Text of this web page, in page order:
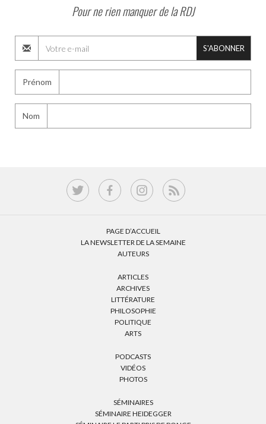
Pour ne rien manquer de la RDJ
S'ABONNER
Prénom
Nom
PAGE D’ACCUEIL
LA NEWSLETTER DE LA SEMAINE
AUTEURS
ARTICLES
ARCHIVES
LITTÉRATURE
PHILOSOPHIE
POLITIQUE
ARTS
PODCASTS
VIDÉOS
PHOTOS
SÉMINAIRES
SÉMINAIRE HEIDEGGER